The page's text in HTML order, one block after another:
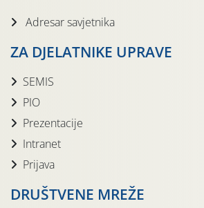
Adresar savjetnika
ZA DJELATNIKE UPRAVE
SEMIS
PIO
Prezentacije
Intranet
Prijava
DRUŠTVENE MREŽE